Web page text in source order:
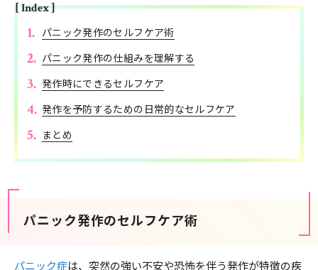
[ Index ]
パニック発作のセルフケア術
パニック発作の仕組みを理解する
発作時にできるセルフケア
発作を予防するための日常的なセルフケア
まとめ
パニック発作のセルフケア術
パニック症は、突然の強い不安や恐怖を伴う発作が特徴の疾